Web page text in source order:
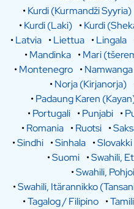
•Kurdi (Kurmandži Syyria)
•Kurdi (Laki) •Kurdi
•Latvia •Liettua •Lingala
•Mandinka •Mari
•Montenegro •Namwanga
•Norja (Kirjanorja)
•Padaung Karen
•Portugali •Punjabi •
•Romania •Ruotsi •
•Sindhi •Sinhala •Slovakki
•Suomi •Swahili,
•Swahili,
•Swahili, Itärannikko
•Tagalog / Filipino •Tamili